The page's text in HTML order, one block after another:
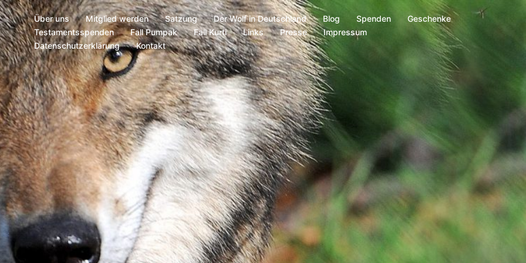
Über uns Mitglied werden Satzung Der Wolf in Deutschland Blog Spenden
Geschenke
Testamentsspenden
Fall Pumpak Fall Kurti Links Presse
Impressum
Datenschutzerklärung
Kontakt